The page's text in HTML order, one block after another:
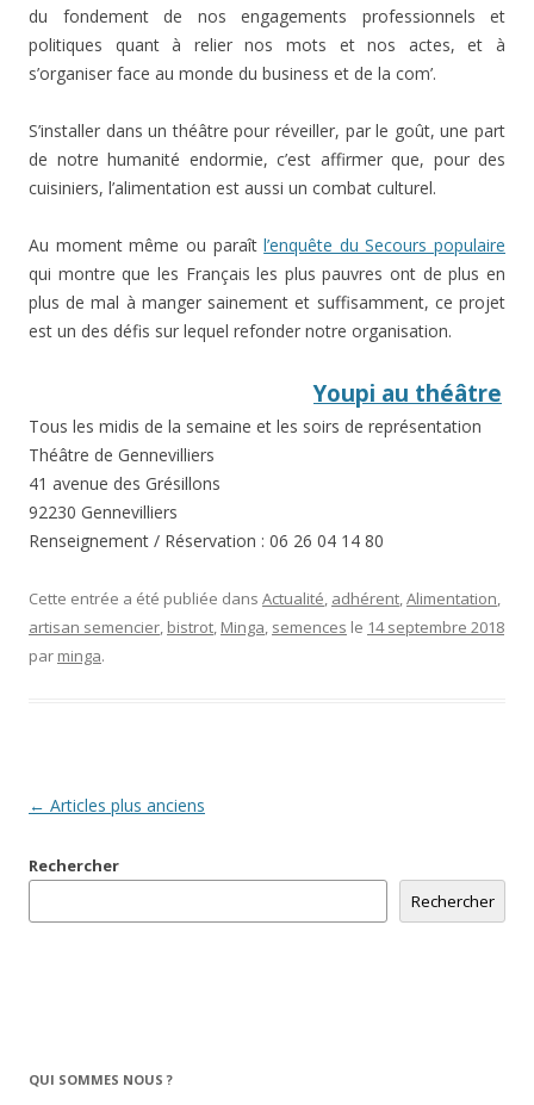
du fondement de nos engagements professionnels et
politiques quant à relier nos mots et nos actes, et à
s’organiser face au monde du business et de la com’.
S’installer dans un théâtre pour réveiller, par le goût, une part
de notre humanité endormie, c’est affirmer que, pour des
cuisiniers, l’alimentation est aussi un combat culturel.
Au moment même ou paraîtl’enquête du Secours populaire
qui montre que les Français les plus pauvres ont de plus en
plus de mal à manger sainement et suffisamment, ce projet
est un des défis sur lequel refonder notre organisation.
Youpi au théâtre
Tous les midis de la semaine et les soirs de représentation
Théâtre de Gennevilliers
41 avenue des Grésillons
92230 Gennevilliers
Renseignement / Réservation : 06 26 04 14 80
Cette entrée a été publiée dans Actualité, adhérent,Alimentation,
artisan semencier, bistrot, Minga, semences le 14 septembre 2018
par minga.
Navigation
articles
← Articles plus anciens
Rechercher
Rechercher
QUI SOMMES NOUS ?